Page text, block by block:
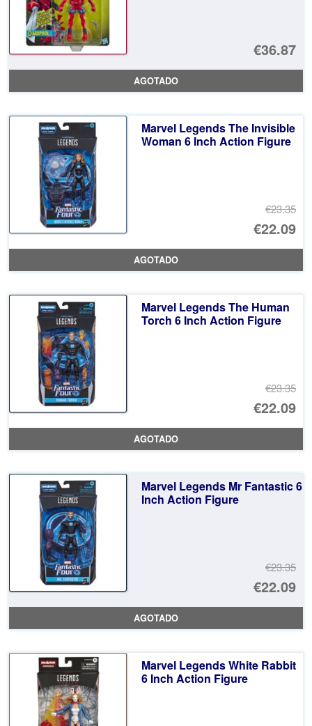
€36.87
AGOTADO
Marvel Legends The Invisible
Woman 6 Inch Action Figure
€23.35
El
€22.09
El
AGOTADO
Marvel Legends The Human
Torch 6 Inch Action Figure
€23.35
El
€22.09
El
AGOTADO
Marvel Legends Mr Fantastic 6
Inch Action Figure
€23.35
El
€22.09
El
AGOTADO
Marvel Legends White Rabbit
6 Inch Action Figure